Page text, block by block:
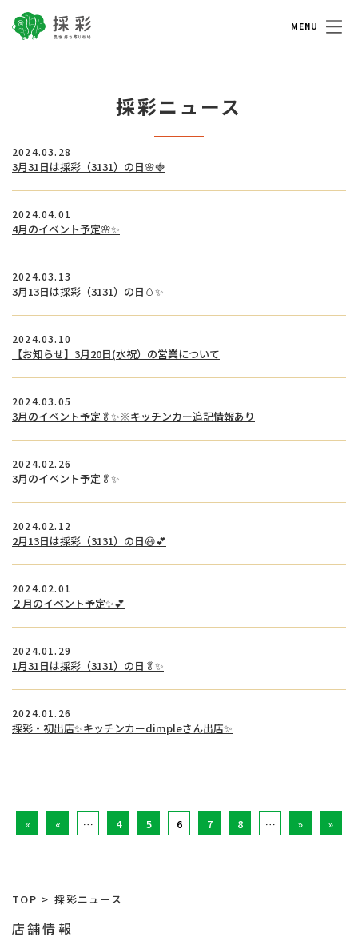
採彩 saisai 農家持ち寄り市場
採彩ニュース
2024.03.28
3月31日は採彩（3131）の日🌸🍓
2024.04.01
4月のイベント予定🌸✨
2024.03.13
3月13日は採彩（3131）の日🥚✨
2024.03.10
【お知らせ】3月20日(水祝）の営業について
2024.03.05
3月のイベント予定🥬✨※キッチンカー追記情報あり
2024.02.26
3月のイベント予定🥬✨
2024.02.12
2月13日は採彩（3131）の日😆💕
2024.02.01
２月のイベント予定✨💕
2024.01.29
1月31日は採彩（3131）の日🥬✨
2024.01.26
採彩・初出店✨キッチンカーdimpleさん出店✨
« « … 4 5 6 7 8 … » »
TOP 採彩ニュース
店舗情報